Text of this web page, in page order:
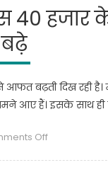
को
स्वच्छ
जीवन
का
माध्यम
यूपी
आदेश,
पांचवें
वाले
कर्मचारियों
मिलेगा
40 हजार
आफत बढ़ती दिख रही
आए हैं। इसके साथ
Offon